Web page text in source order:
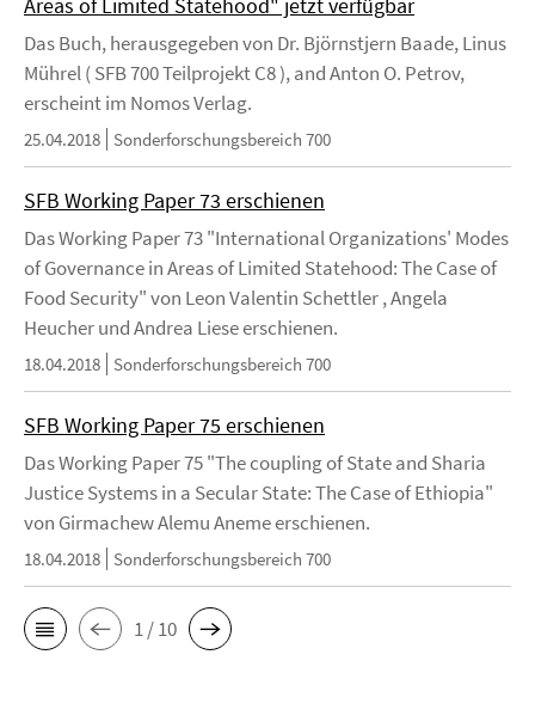
Areas of Limited Statehood" jetzt verfügbar
Das Buch, herausgegeben von Dr. Björnstjern Baade, Linus
Mührel ( SFB 700 Teilprojekt C8 ), and Anton O. Petrov,
erscheint im Nomos Verlag.
25.04.2018 Sonderforschungsbereich 700
SFB Working Paper 73 erschienen
Das Working Paper 73 "International Organizations' Modes
of Governance in Areas of Limited Statehood: The Case of
Food Security" von Leon Valentin Schettler , Angela
Heucher und Andrea Liese erschienen.
18.04.2018 Sonderforschungsbereich 700
SFB Working Paper 75 erschienen
Das Working Paper 75 "The coupling of State and Sharia
Justice Systems in a Secular State: The Case of Ethiopia"
von Girmachew Alemu Aneme erschienen.
18.04.2018 Sonderforschungsbereich 700
1 / 10